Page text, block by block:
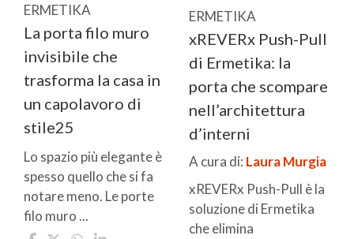
ERMETIKA
La porta filo muro
invisibile che
trasforma la casa in
un capolavoro di
stile25
Lo spazio più elegante è
spesso quello che si fa
notare meno. Le porte
filo muro ...
ERMETIKA
xREVERx Push-Pull
di Ermetika: la
porta che scompare
nell’architettura
d’interni
A cura di: Laura Murgia
xREVERx Push-Pull è la
soluzione di Ermetika
che elimina